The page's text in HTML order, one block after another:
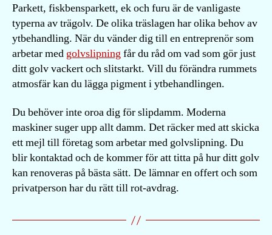
Parkett, fiskbensparkett, ek och furu är de vanligaste
typerna av trägolv. De olika träslagen har olika behov av
ytbehandling. När du vänder dig till en entreprenör som
arbetar med golvslipning får du råd om vad som gör just
ditt golv vackert och slitstarkt. Vill du förändra rummets
atmosfär kan du lägga pigment i ytbehandlingen.
Du behöver inte oroa dig för slipdamm. Moderna
maskiner suger upp allt damm. Det räcker med att skicka
ett mejl till företag som arbetar med golvslipning. Du
blir kontaktad och de kommer för att titta på hur ditt golv
kan renoveras på bästa sätt. De lämnar en offert och som
privatperson har du rätt till rot-avdrag.